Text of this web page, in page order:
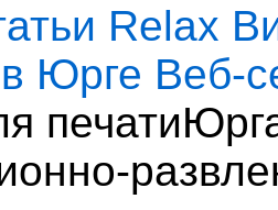
Relax
Юрге Веб-